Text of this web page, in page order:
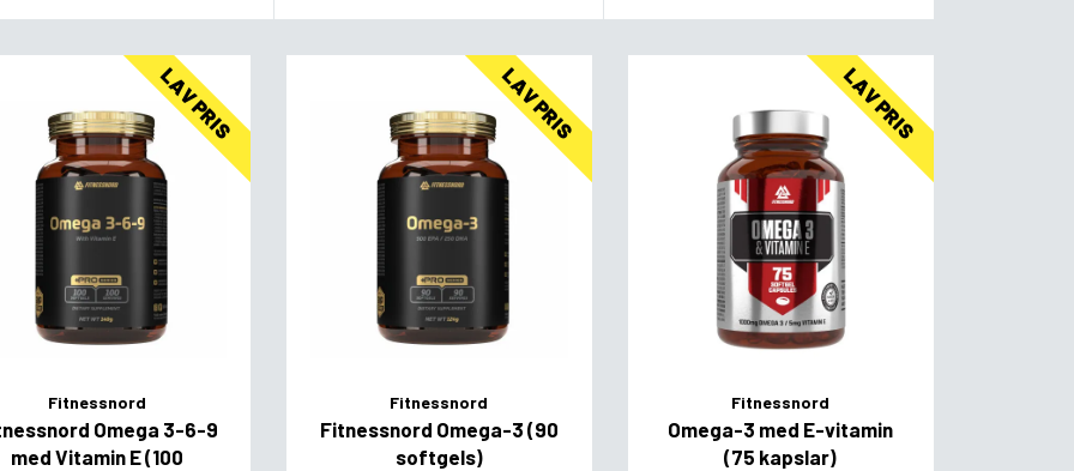
LAV PRIS
Fitnessnord
Omega 3-6-9
med Vitamin E (100
LAV PRIS
Fitnessnord
Fitnessnord Omega-3 (90
softgels)
LAV PRIS
Fitnessnord
Omega-3 med E-vitamin
(75 kapslar)